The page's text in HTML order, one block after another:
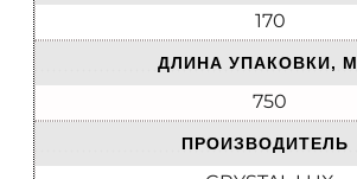
170
ДЛИНА УПАКОВКИ,
750
ПРОИЗВОДИТЕЛЬ